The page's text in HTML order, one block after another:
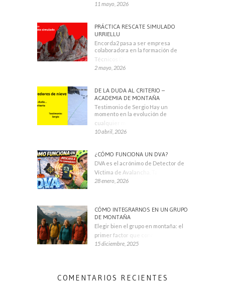
11 mayo, 2026
PRÁCTICA RESCATE SIMULADO
URRIELLU
Encorda2 pasa a ser empresa
colaboradora en la formación de
Técnicos Deportivos
2 mayo, 2026
DE LA DUDA AL CRITERIO –
ACADEMIA DE MONTAÑA
Testimonio de Sergio Hay un
momento en la evolución de
cualquier montañero
10 abril, 2026
¿CÓMO FUNCIONA UN DVA?
DVA es el acrónimo de Detector de
Víctima de Avalancha. También se
28 enero, 2026
CÓMO INTEGRARNOS EN UN GRUPO
DE MONTAÑA
Elegir bien el grupo en montaña: el
primer factor que condiciona tu
15 diciembre, 2025
COMENTARIOS RECIENTES